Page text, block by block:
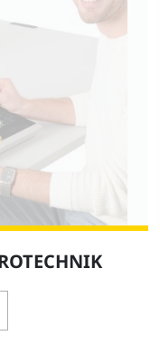
dem Oszilloskop